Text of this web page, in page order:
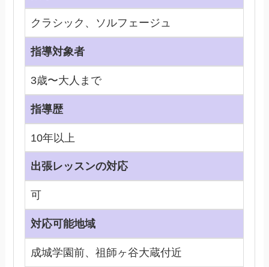
クラシック、ソルフェージュ
指導対象者
3歳〜大人まで
指導歴
10年以上
出張レッスンの対応
可
対応可能地域
成城学園前、祖師ヶ谷大蔵付近